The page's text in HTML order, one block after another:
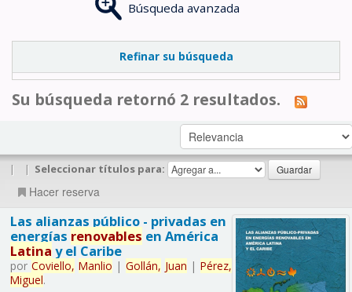
Búsqueda avanzada
Refinar su búsqueda
Su búsqueda retornó 2 resultados.
| | Seleccionar títulos para:
Hacer reserva
Las alianzas público - privadas en
energías renovables en América
Latina y el Caribe
por Coviello, Manlio | Gollán, Juan | Pérez,
Miguel.